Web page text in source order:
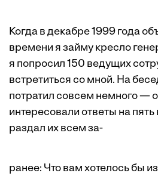
Когда в декабре 1999 года
времени я займу кресло
я попросил 150 ведущих
встретиться со мной. На
потратил совсем немного —
интересовали ответы на
раздал их всем за-
ранее: Что вам хотелось бы